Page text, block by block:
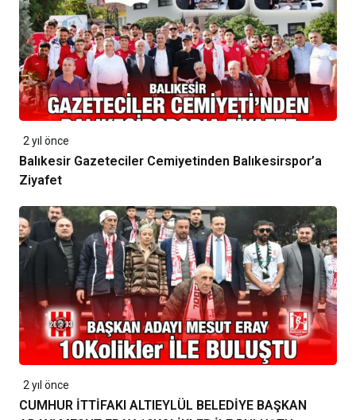
2 yıl önce
Balıkesir Gazeteciler Cemiyetinden Balıkesirspor’a
Ziyafet
2 yıl önce
CUMHUR İTTİFAKI ALTIEYLÜL BELEDİYE BAŞKAN